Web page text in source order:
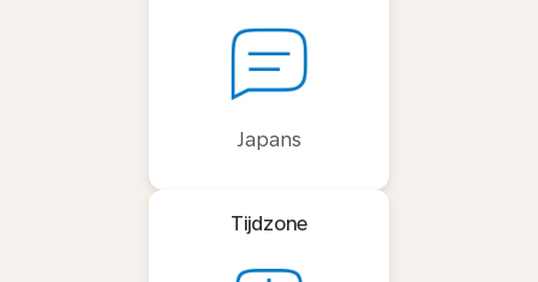
Japans
Tijdzone